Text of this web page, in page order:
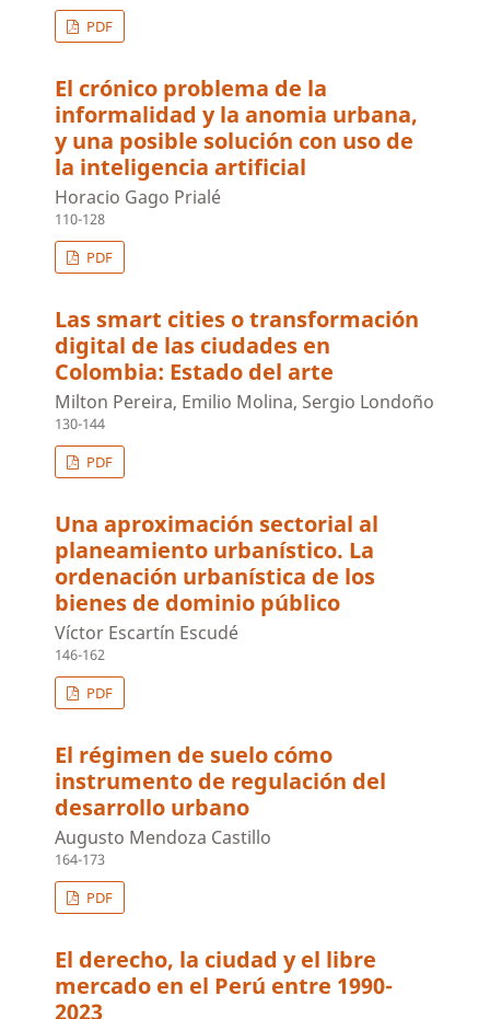
PDF
El crónico problema de la
informalidad y la anomia urbana,
y una posible solución con uso de
la inteligencia artificial
Horacio Gago Prialé
110-128
PDF
Las smart cities o transformación
digital de las ciudades en
Colombia: Estado del arte
Milton Pereira, Emilio Molina, Sergio Londoño
130-144
PDF
Una aproximación sectorial al
planeamiento urbanístico. La
ordenación urbanística de los
bienes de dominio público
Víctor Escartín Escudé
146-162
PDF
El régimen de suelo cómo
instrumento de regulación del
desarrollo urbano
Augusto Mendoza Castillo
164-173
PDF
El derecho, la ciudad y el libre
mercado en el Perú entre 1990-
2023